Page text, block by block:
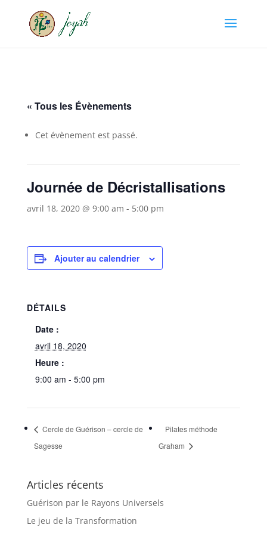
« Tous les Évènements
Cet évènement est passé.
Journée de Décristallisations
avril 18, 2020 @ 9:00 am - 5:00 pm
Ajouter au calendrier
DÉTAILS
Date :
avril 18, 2020
Heure :
9:00 am - 5:00 pm
Cercle de Guérison – cercle de
Sagesse
Pilates méthode
Graham
Articles récents
Guérison par le Rayons Universels
Le jeu de la Transformation